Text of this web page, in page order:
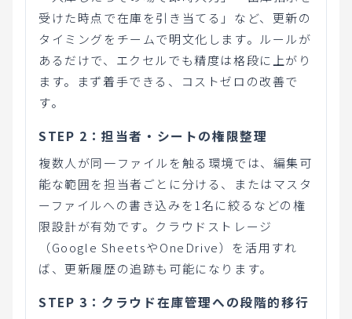
受けた時点で在庫を引き当てる」など、更新の
タイミングをチームで明文化します。ルールが
あるだけで、エクセルでも精度は格段に上がり
ます。まず着手できる、コストゼロの改善で
す。
STEP 2：担当者・シートの権限整理
複数人が同一ファイルを触る環境では、編集可
能な範囲を担当者ごとに分ける、またはマスタ
ーファイルへの書き込みを1名に絞るなどの権
限設計が有効です。クラウドストレージ
（Google SheetsやOneDrive）を活用すれ
ば、更新履歴の追跡も可能になります。
STEP 3：クラウド在庫管理への段階的移行